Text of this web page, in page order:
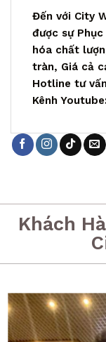
Đến với City
được sự
hóa chất
tràn, Giá cả
Hotline tư
Kênh Youtube:
Khách